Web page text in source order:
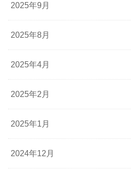
2025年9月
2025年8月
2025年4月
2025年2月
2025年1月
2024年12月